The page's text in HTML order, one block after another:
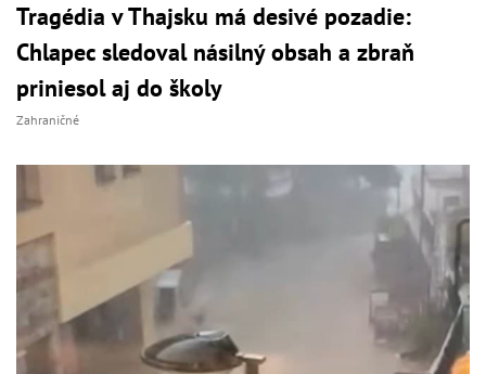
Tragédia v Thajsku má desivé pozadie:
Chlapec sledoval násilný obsah a zbraň
priniesol aj do školy
Zahraničné